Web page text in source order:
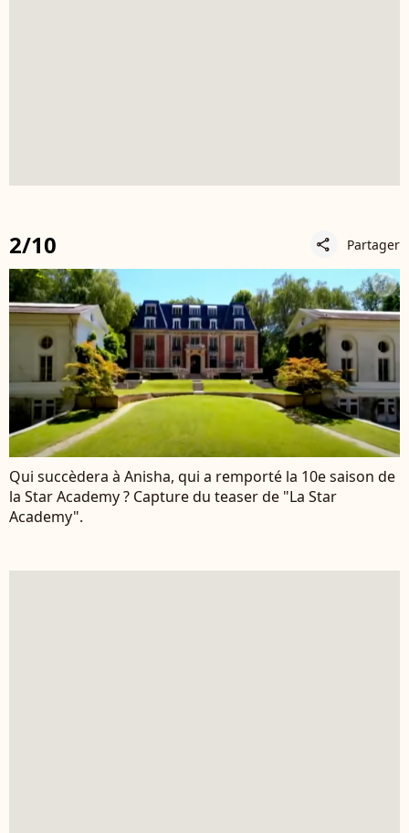
2/10 share Partager
Qui succèdera à Anisha, qui a remporté la 10e saison de
la Star Academy ? Capture du teaser de "La Star
Academy".